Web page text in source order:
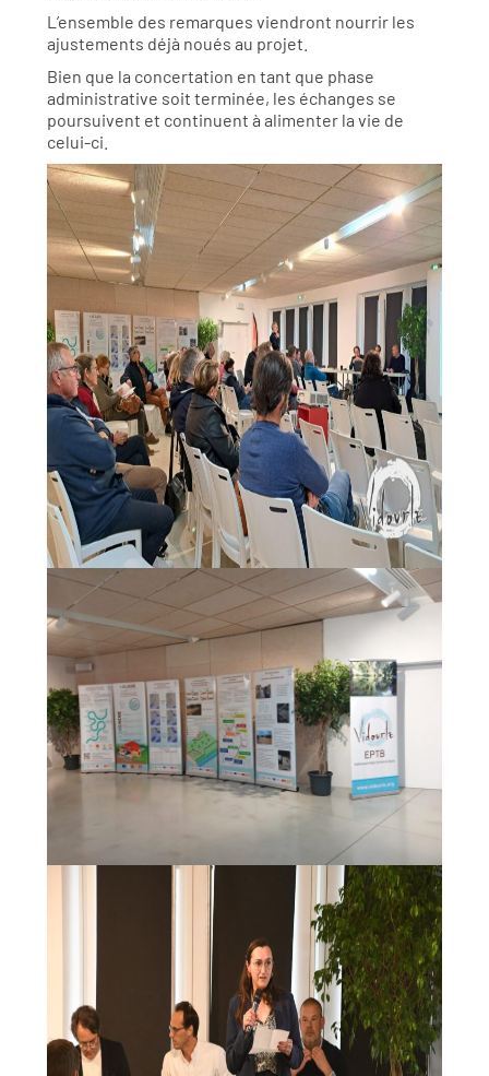
L’ensemble des remarques viendront nourrir les
ajustements déjà noués au projet.
Bien que la concertation en tant que phase
administrative soit terminée, les échanges se
poursuivent et continuent à alimenter la vie de
celui-ci.